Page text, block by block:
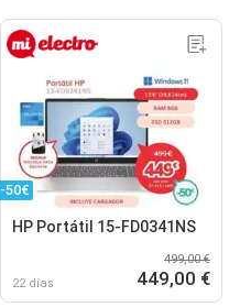
-50€
HP Portátil 15-FD0341NS
22 días
499,00 €
449,00 €